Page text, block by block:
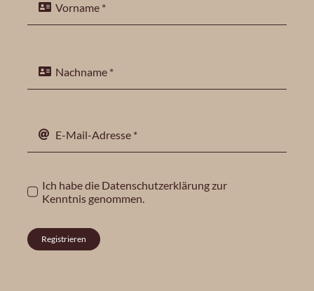
Ich habe die Datenschutzerklärungzur
Kenntnis genommen.
Registrieren